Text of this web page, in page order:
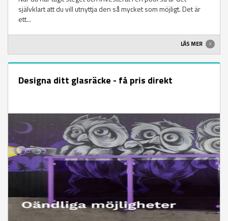
självklart att du vill utnyttja den så mycket som möjligt. Det är
ett...
LÄS MER
Designa ditt glasräcke - få pris direkt